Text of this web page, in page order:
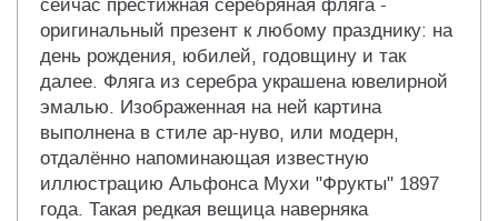
сейчас престижная серебряная фляга -
оригинальный презент к любому празднику: на
день рождения, юбилей, годовщину и так
далее. Фляга из серебра украшена ювелирной
эмалью. Изображенная на ней картина
выполнена в стиле ар-нуво, или модерн,
отдалённо напоминающая известную
иллюстрацию Альфонса Мухи "Фрукты" 1897
года. Такая редкая вещица наверняка